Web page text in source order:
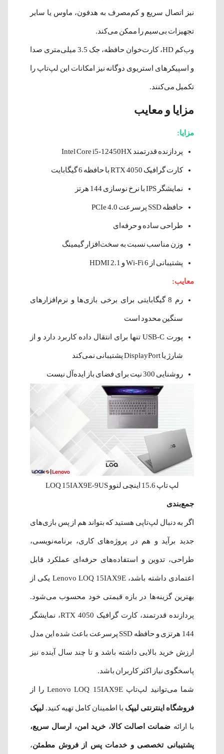
نیز اتصال سریع و کم‌مصرف به هدفون، ماوس یا سایر
تجهیزات بی‌سیم را ممکن می‌کند.
وب‌کم HD، کارت‌خوان حافظه، جک 3.5 میلی‌متری صدا
و اسپیکرهای استریوی دوگانه نیز امکانات این لپ‌تاپ را
تکمیل می‌کنند.
مزایا و معایب
مزایا:
پردازنده قدرتمند Intel Core i5-12450HX
کارت گرافیک RTX 4050 با حافظه 6 گیگابایت
نمایشگر IPS با نرخ نوسازی 144 هرتز
حافظه SSD پرسرعت PCIe 4.0
طراحی ساده و حرفه‌ای
وزن مناسب نسبت به سخت‌افزار گیمینگ
پشتیبانی از Wi-Fi 6 و HDMI 2.1
معایب:
رم 8 گیگابایتی برای برخی بازی‌ها و نرم‌افزارهای
سنگین محدود است
پورت USB-C تنها برای انتقال داده کاربرد دارد و از
شارژ یا DisplayPort پشتیبانی نمی‌کند
روشنایی 300 نیت برای فضای باز ایده‌آل نیست
لپ‌ تاپ 15.6 اینچی لنوو LOQ 15IAX9E-9US
جمع‌بندی
اگر به دنبال لپ‌تاپی هستید که بتواند هم از پس بازی‌های
جدید برآید و هم در پروژه‌های کاری، برنامه‌نویسی،
طراحی، تدوین و استفاده‌های حرفه‌ای عملکرد قابل
اعتمادی داشته باشد، Lenovo LOQ 15IAX9E یکی از
بهترین گزینه‌ها در بازه قیمتی خود محسوب می‌شود.
پردازنده قدرتمند، کارت گرافیک RTX 4050، نمایشگر
144 هرتزی و حافظه SSD پرسرعت باعث شده این مدل
ارزش خرید بالایی داشته باشد و تا چند سال آینده نیز
پاسخگوی نیاز اکثر کاربران باشد.
شما می‌توانید لپ‌تاپ Lenovo LOQ 15IAX9E را از
فروشگاه اینترنتی لیپک با اطمینان کامل تهیه کنید. لیپک
با ارائه ضمانت اصالت کالا، خرید امن، ارسال سریع،
پشتیبانی تخصصی و خدمات پس از فروش مطمئن،